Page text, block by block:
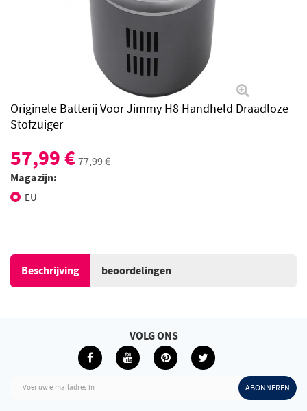
Originele Batterij Voor Jimmy H8 Handheld Draadloze
Stofzuiger
57,99 €77,99 €
Magazijn:
EU
Beschrijving beoordelingen
Voer uw e-mailadres in ABONNEREN
VOLG ONS